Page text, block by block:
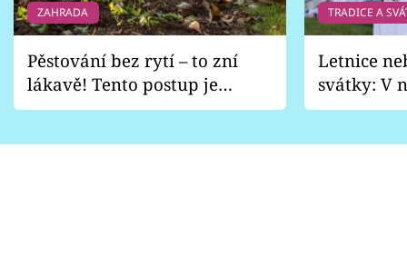
ZAHRADA
Pěstování bez rytí – to zní
lákavě! Tento postup je
vhodný jen pro některé
TRADICE A
Letnice
svátky: V
pondělí